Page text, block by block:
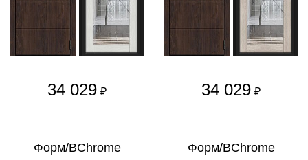
34 029 ₽ 34 029 ₽
Форм/BChrome Форм/BChrome